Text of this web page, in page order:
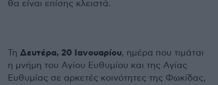
θα είναι επίσης κλειστά.
Τη Δευτέρα, 20 Ιανουαρίου, ημέρα που τιμάται
η μνήμη του Αγίου Ευθυμίου και της Αγίας
Ευθυμίας σε αρκετές κοινότητες της Φωκίδας,